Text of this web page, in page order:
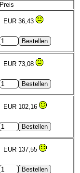
Preis
EUR 36,43
EUR 73,08
EUR 102,16
EUR 137,55